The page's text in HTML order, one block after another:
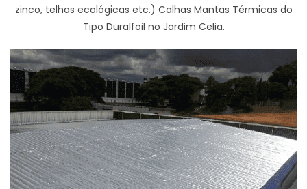
zinco, telhas ecológicas etc.) Calhas Mantas Térmicas do
Tipo Duralfoil no Jardim Celia.